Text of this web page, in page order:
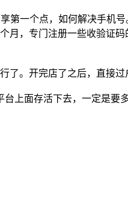
第一个点，如何解决手机
月，专门注册一些收验证
。开完店了之后，直接
上面存活下去，一定是要